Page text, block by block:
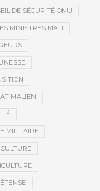
DE SÉCURITÉ ONU
MINISTRES MALI
MALIEN
MILITAIRE